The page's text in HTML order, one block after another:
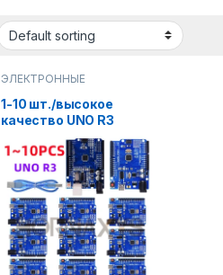
ЭЛЕКТРОННЫЕ
1-10 шт./высокое
качество UNO R3
(CH340G) MEGA328P
для Arduino UNO R3 +
USB-кабель
ATMEGA328P-AU
макетная плата 16
МГц TYPE-C